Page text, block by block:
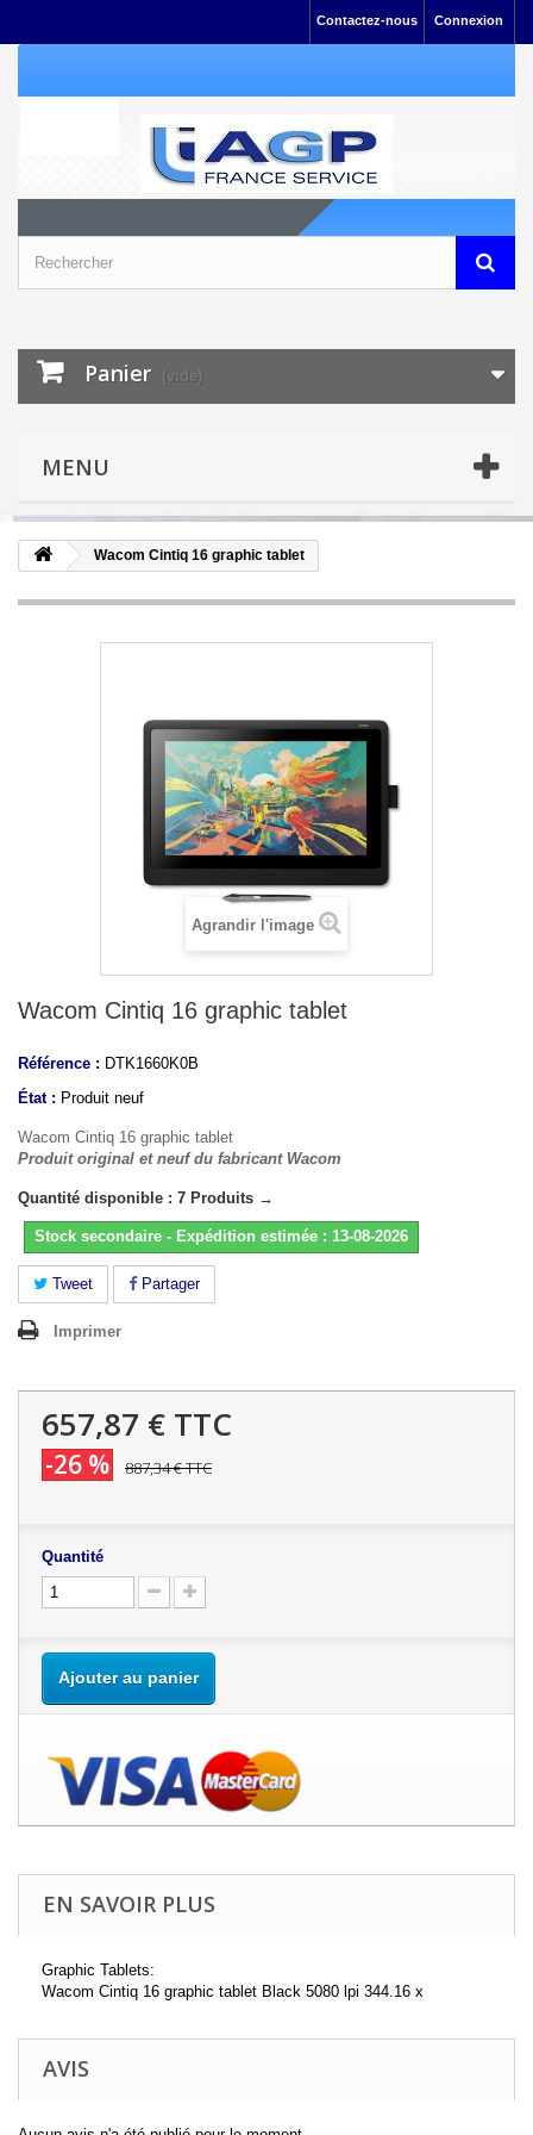
Connexion
Contactez-nous
Panier (vide)
MENU
Wacom Cintiq 16 graphic tablet
Agrandir l'image
Wacom Cintiq 16 graphic tablet
Référence : DTK1660K0B
État : Produit neuf
Wacom Cintiq 16 graphic tablet
Produit original et neuf du fabricant Wacom
Quantité disponible : 7 Produits →
Stock secondaire - Expédition estimée : 13-08-2026
Tweet Partager
Imprimer
657,87 € TTC
-26 % 887,34 €TTC
Quantité
Ajouter au panier
EN SAVOIR PLUS
Graphic Tablets:
Wacom Cintiq 16 graphic tablet Black 5080 lpi 344.16 x
AVIS